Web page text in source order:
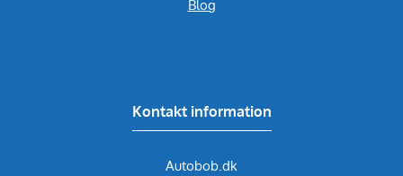
Blog
Kontakt information
Autobob.dk